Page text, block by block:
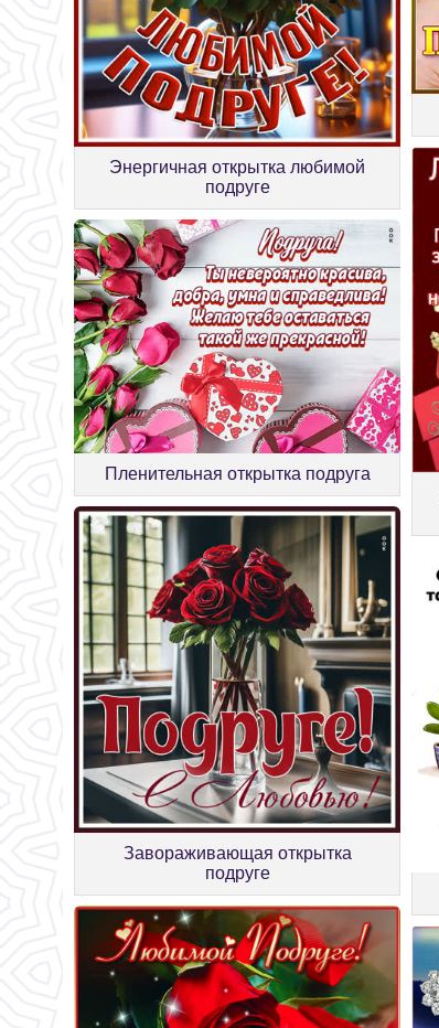
Энергичная открытка любимой
подруге
Пленительная открытка подруга
Завораживающая открытка
подруге